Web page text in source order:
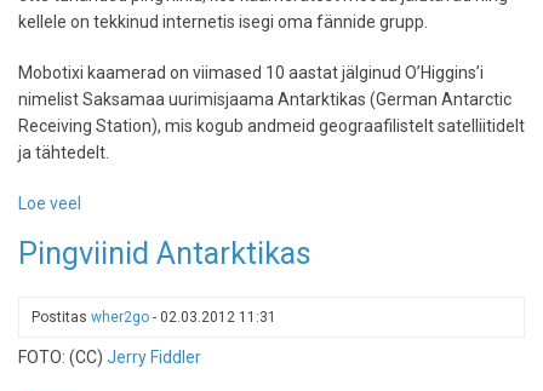
kellele on tekkinud internetis isegi oma fännide grupp.
Mobotixi kaamerad on viimased 10 aastat jälginud O’Higgins’i
nimelist Saksamaa uurimisjaama Antarktikas (German Antarctic
Receiving Station), mis kogub andmeid geograafilistelt satelliitidelt
ja tähtedelt.
Loe veel
Antarktises
Pingviinid Antarktikas
Postitas wher2go - 02.03.2012 11:31
FOTO: (CC) Jerry Fiddler